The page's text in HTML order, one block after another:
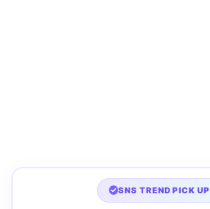
SNS TREND PICK UP